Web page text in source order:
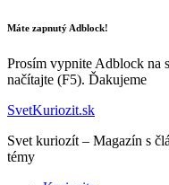
Máte zapnutý Adblock!
Prosím vypnite Adblock na
načítajte (F5). Ďakujeme
SvetKuriozit.sk
Svet kuriozít – Magazín s
témy